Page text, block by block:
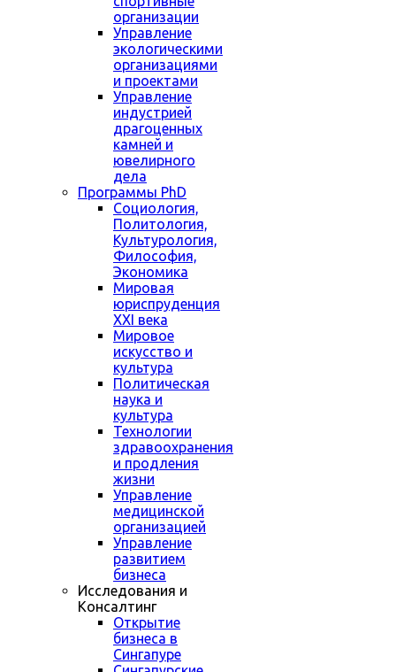
организации
Управление
экологическими
организациями
и проектами
Управление
индустрией
драгоценных
камней и
ювелирного
дела
Программы PhD
Социология,
Политология,
Культурология,
Философия,
Экономика
Мировая
юриспруденция
XXI века
Мировое
искусство и
культура
Политическая
наука и
культура
Технологии
здравоохранения
и продления
жизни
Управление
медицинской
организацией
Управление
развитием
бизнеса
Исследования и
Консалтинг
Открытие
бизнеса в
Сингапуре